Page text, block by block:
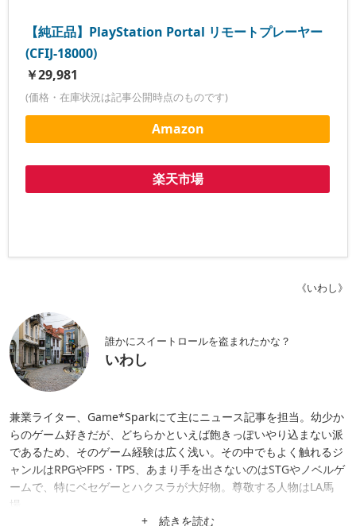
【純正品】PlayStation Portal リモートプレーヤー
(CFIJ-18000)
￥29,981
(価格・在庫状況は記事公開時点のものです)
Amazon
楽天市場
《いわし》
誰かにスイートロールを盗まれたかな？
いわし
兼業ライター、Game*Sparkにて主にニュース記事を担当。幼少か
らのゲーム好きだが、どちらかといえば飽きっぽいやり込まない派
であるため、そのゲーム経験は広く浅い。その中でもよく触れるジ
ャンルはRPGやFPS・TPS、あまり手を出さないのはSTGやノベルゲ
ームで、特にベセゲーとハクスラが大好物。尊敬する人物はLA馬
場。
+ 続きを読む